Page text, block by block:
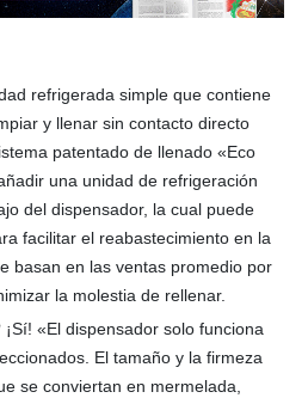
refrigerada simple que contiene
y llenar sin contacto directo
patentado de llenado «Eco
una unidad de refrigeración
del dispensador, la cual puede
facilitar el reabastecimiento en la
basan en las ventas promedio por
la molestia de rellenar.
«El dispensador solo funciona
El tamaño y la firmeza
se conviertan en mermelada,